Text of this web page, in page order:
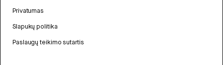
Privatumas
Slapukų politika
Paslaugų teikimo sutartis